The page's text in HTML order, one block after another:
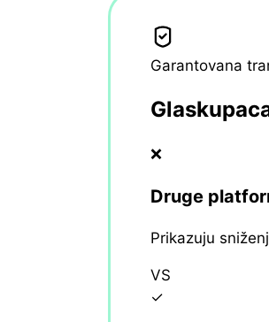
Garantovana
❌
Druge
Prikazuju
VS
✓